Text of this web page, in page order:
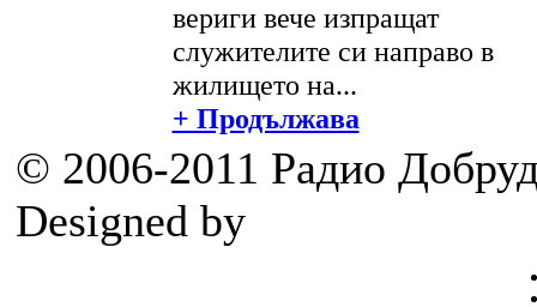
вериги вече изпращат
служителите си направо в
жилището на...
+ Продължава
© 2006-2011 Радио
Designed by